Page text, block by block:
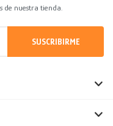
de nuestra tienda.
SUSCRIBIRME